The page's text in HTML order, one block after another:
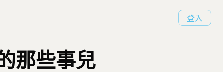
登入
那些事兒